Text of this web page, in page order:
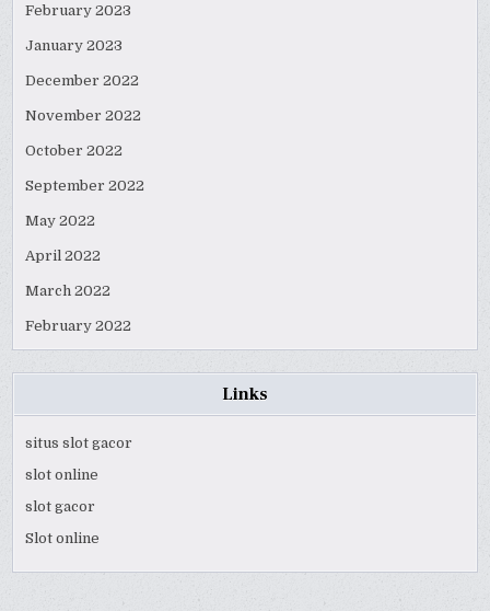
February 2023
January 2023
December 2022
November 2022
October 2022
September 2022
May 2022
April 2022
March 2022
February 2022
Links
situs slot gacor
slot online
slot gacor
Slot online